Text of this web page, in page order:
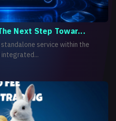
Next Step Towar...
integrated...